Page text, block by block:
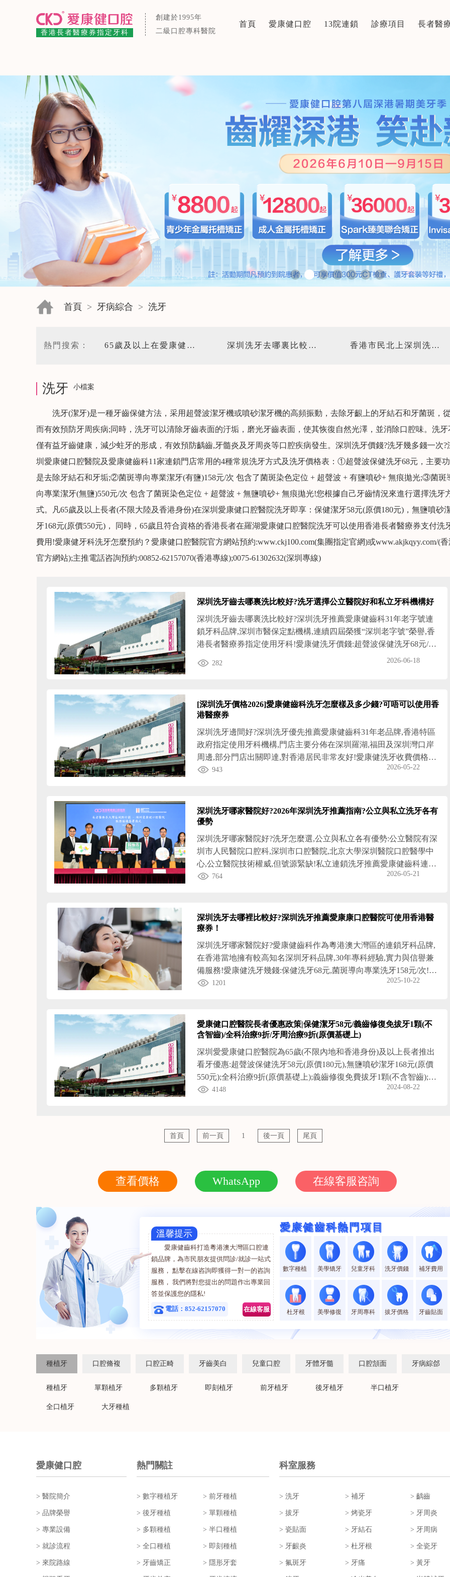
創建於1995年
二級口腔專科醫院
香港長者醫療券指定牙科
首頁 愛康健口腔 13院連鎖 診療項目 長者醫
首頁 > 牙病綜合 > 洗牙
熱門搜索： 65歲及以上在愛康健口腔醫院|保健洗牙58元/次,無鹽噴砂洗牙168元/次|洗牙支持用香港醫療券支付 深圳洗牙去哪裏比較好?認準福田4家愛康健齒科,深圳本土31年老品牌正規潔牙安全靠譜 香港市民北上深圳洗牙優先推薦愛康健齒科(富港和富亨門店)洗牙費用68/158元/次
洗牙 小檔案
洗牙(潔牙)是一種牙齒保健方法，采用超聲波潔牙機或噴砂潔牙機的高頻振動，去除牙齦上的牙結石和牙菌斑，
而有效預防牙周疾病;同時，洗牙可以清除牙齒表面的汙垢，磨光牙齒表面，使其恢復自然光澤，並消除口腔味。洗牙
僅有益牙齒健康，減少蛀牙的形成，有效預防齲齒,牙髓炎及牙周炎等口腔疾病發生。深圳洗牙價錢?洗牙幾多錢一次?
圳愛康健口腔醫院及愛康健齒科11家連鎖門店常用的4種常規洗牙方式及洗牙價格表：①超聲波保健洗牙68元，主要
是去除牙結石和牙垢;②菌斑導向專業潔牙(有鹽)158元/次 包含了菌斑染色定位 + 超聲波 + 有鹽噴砂+ 無痕拋光;③菌斑
向專業潔牙(無鹽)550元/次 包含了菌斑染色定位 + 超聲波 + 無鹽噴砂+ 無痕拋光!您根據自己牙齒情況來進行選擇洗牙
式。凡65歲及以上長者(不限大陸及香港身份)在深圳愛康健口腔醫院洗牙即享：保健潔牙58元(原價180元)，無鹽噴砂
牙168元(原價550元)， 同時，65歲且符合資格的香港長者在羅湖愛康健口腔醫院洗牙可以使用香港長者醫療券支付洗
費用!愛康健牙科洗牙怎麼預約？愛康健口腔醫院官方網站預約:www.ckj100.com(集團指定官網)或www.akjkqyy.com/(
官方網站);主推電話咨詢預約:00852-62157070(香港專線);0075-61302632(深圳專線)
深圳洗牙齒去哪裏洗比較好?洗牙選擇公立醫院好和私立牙科機構好
深圳洗牙齒去哪裏洗比較好?深圳洗牙推薦愛康健齒科31年老字號連
鎖牙科品牌,深圳市醫保定點機構,連續四屆榮獲“深圳老字號”榮譽,香
港長者醫療券指定使用牙科!愛康健洗牙價錢:超聲波保健洗牙68元/次;
菌斑導向專業潔牙158元/次!旗下深圳愛康健口腔醫院(二級口腔專科
醫院)及12間愛康健齒科連鎖門店涵蓋深圳羅湖,福田,深圳灣口岸附近!
健,深圳洗牙價錢
282 2026-06-18
[深圳洗牙價格2026]愛康健齒科洗牙怎麼樣及多少錢?可唔可以使用香
港醫療券
深圳洗牙邊間好?深圳洗牙優先推薦愛康健齒科31年老品牌,香港特區
政府指定使用牙科機構,門店主要分佈在深圳羅湖,福田及深圳灣口岸
周邊,部分門店出關即達,對香港居民非常友好!愛康健洗牙收費價格表:
超聲波保健洗牙68元/次;菌斑導向專業洗牙(有鹽噴砂)158元/次!特定人
券支付!深圳洗牙價錢,洗牙多久一次,福田愛康健洗牙幾錢,深圳洗牙價
格是多少
943 2026-05-22
深圳洗牙哪家醫院好?2026年深圳洗牙推薦指南?公立與私立洗牙各有
優勢
深圳洗牙哪家醫院好?洗牙怎麼選,公立與私立各有優勢:公立醫院有深
圳市人民醫院口腔科,深圳市口腔醫院,北京大學深圳醫院口腔醫學中
心,公立醫院技術權威,但號源緊缺!私立連鎖洗牙推薦愛康健齒科連鎖
分布廣,服務佳,性價比高!31年深圳老字號及醫保定點單位,旗下深圳愛
導向專業潔牙158元/次!深圳去哪裡洗牙比較好,愛康健口腔,深圳洗牙
價錢多少
764 2026-05-21
深圳洗牙去哪裡比較好?深圳洗牙推薦愛康康口腔醫院可使用香港醫
療券！
深圳洗牙哪家醫院好?愛康健齒科作為粵港澳大灣區的連鎖牙科品牌,
在香港當地擁有較高知名深圳牙科品牌,30年專科經驗,實力與信譽兼
備服務!愛康健洗牙幾錢:保健洗牙68元,菌斑導向專業洗牙158元/次!65
歲以上長者提供洗牙優惠:保健洗牙58元(原價180元),無鹽噴砂洗牙168
付門診護理費用!深圳洗牙多少錢,愛康健潔牙價錢,深圳洗牙邊間好,深
圳洗牙價錢,愛康健,深圳洗牙價格是多少
1201 2025-10-22
愛康健口腔醫院長者優惠政策|保健潔牙58元/義齒修復免拔牙1顆(不
含智齒)/全科治療9折/牙周治療9折(原價基礎上)
深圳愛愛康健口腔醫院為65歲(不限內地和香港身份)及以上長者推出
看牙優惠:超聲波保健洗牙58元(原價180元),無鹽噴砂潔牙168元(原價
550元);全科治療9折(原價基礎上);義齒修復免費拔牙1顆(不含智齒);牙
周治療9折(原價基礎上),65歲及以上香港長者在羅湖愛康健口腔醫院
醫療券,深圳洗牙價格,愛康健牙科中心收費,深圳種植牙幾多錢,深圳牙
周病治療費用多少
4148 2024-08-22
首頁 前一頁 1 後一頁 尾頁
查看價格 WhatsApp 在線客服咨詢
溫馨提示
愛康健齒科打造粵港澳大灣區口腔連
鎖品牌，為市民朋友提供問診/就診一站式
服務， 點擊在線咨詢即獲得一對一的咨詢
服務， 我們將對您提出的問題作出專業回
答並保護您的隱私!
電話：852-62157070
在線客服
愛康健齒科熱門項目
愛康健齒科熱門項目
數字種植 美學矯牙 兒童牙科 洗牙價錢 補牙費用
杜牙根 美學修復 牙周專科 拔牙價格 牙齒貼面
種植牙 口腔脩複 口腔正畸 牙齒美白 兒童口腔 牙體牙髓 口腔頷面 牙病綜郃
種植牙 單顆植牙 多顆植牙 即刻植牙 前牙植牙 後牙植牙 半口植牙
全口植牙 大牙種植
愛康健口腔
> 醫院簡介
> 品牌榮譽
> 專業設備
> 就診流程
> 來院路線
熱門關註
> 數字種植牙 > 前牙種植
> 後牙種植 > 單顆種植
> 多顆種植 > 半口種植
> 全口種植 > 即刻種植
> 牙齒矯正 > 隱形牙套
科室服務
> 洗牙 > 補牙 > 齲齒
> 拔牙 > 烤瓷牙 > 牙周炎
> 瓷貼面 > 牙結石 > 牙周病
> 牙齦炎 > 杜牙根 > 全瓷牙
> 氟斑牙 > 牙痛 > 黃牙